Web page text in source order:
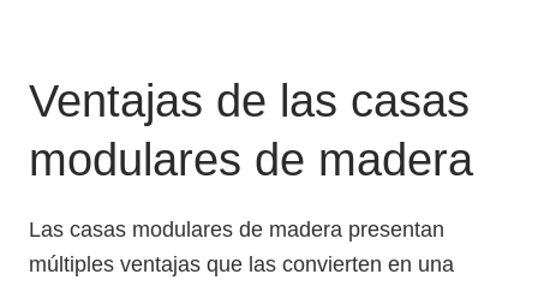
Ventajas de las casas
modulares de madera
Las casas modulares de madera presentan
múltiples ventajas que las convierten en una